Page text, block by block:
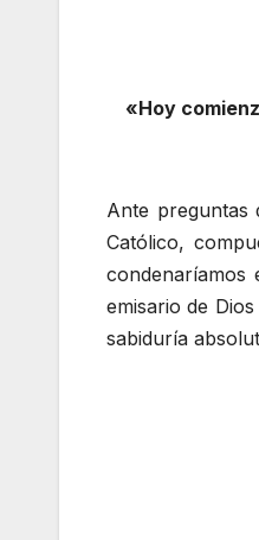
«Hoy
Ante preguntas
Católico,
emisario de
sabiduría